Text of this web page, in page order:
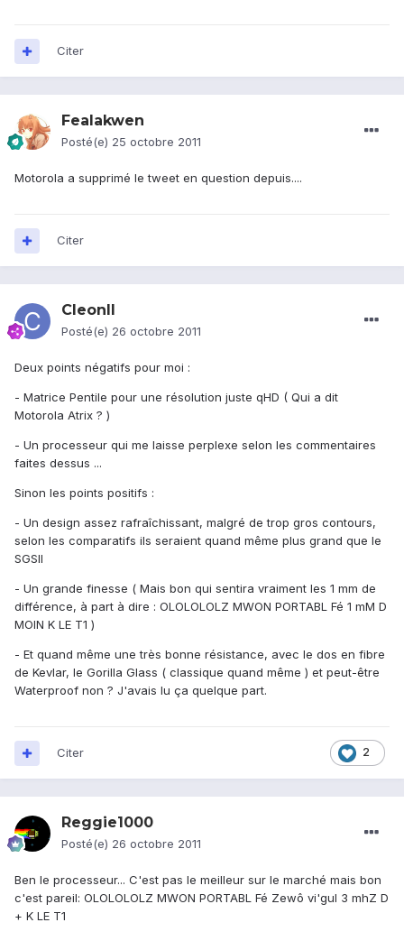
Citer
Fealakwen
Posté(e) 25 octobre 2011
Motorola a supprimé le tweet en question depuis....
Citer
CleonII
Posté(e) 26 octobre 2011
Deux points négatifs pour moi :
- Matrice Pentile pour une résolution juste qHD ( Qui a dit
Motorola Atrix ? )
- Un processeur qui me laisse perplexe selon les commentaires
faites dessus ...
Sinon les points positifs :
- Un design assez rafraîchissant, malgré de trop gros contours,
selon les comparatifs ils seraient quand même plus grand que le
SGSII
- Un grande finesse ( Mais bon qui sentira vraiment les 1 mm de
différence, à part à dire : OLOLOLOLZ MWON PORTABL Fé 1 mM D
MOIN K LE T1 )
- Et quand même une très bonne résistance, avec le dos en fibre
de Kevlar, le Gorilla Glass ( classique quand même ) et peut-être
Waterproof non ? J'avais lu ça quelque part.
2
Citer
Reggie1000
Posté(e) 26 octobre 2011
Ben le processeur... C'est pas le meilleur sur le marché mais bon
c'est pareil: OLOLOLOLZ MWON PORTABL Fé Zewô vi'gul 3 mhZ D
+ K LE T1